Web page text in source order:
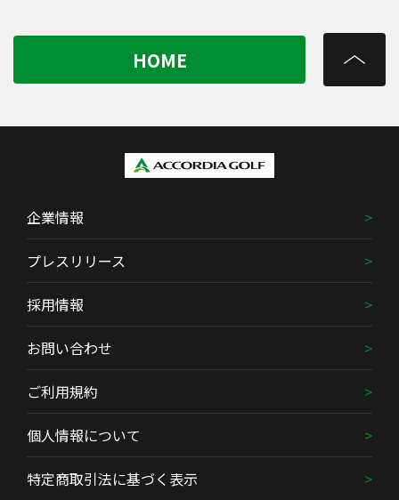
HOME
企業情報
プレスリリース
採用情報
お問い合わせ
ご利用規約
個人情報について
特定商取引法に基づく表示